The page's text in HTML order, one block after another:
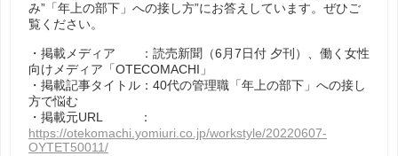
み”「年上の部下」への接し方”にお答えしています。ぜひご
覧ください。
・掲載メディア ：読売新聞（6月7日付 夕刊）、働く女性
向けメディア「OTECOMACHI」
・掲載記事タイトル：40代の管理職「年上の部下」への接し
方で悩む
・掲載元URL ：
https://otekomachi.yomiuri.co.jp/workstyle/20220607-
OYTET50011/